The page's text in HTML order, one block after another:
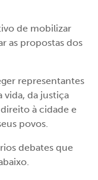
de mobilizar
as propostas dos
representantes
da justiça
à cidade e
povos.
debates que